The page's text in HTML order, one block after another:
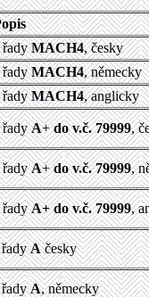
řadyMACH4, česky
řadyMACH4, německy
řadyMACH4, anglicky
řadyA+do v.č. 79999,
řadyA+do v.č. 79999,
řadyA+ do v.č. 79999,
řadyAčesky
řadyA, německy